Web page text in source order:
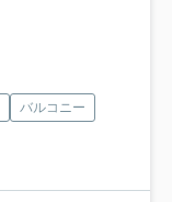
バルコニー